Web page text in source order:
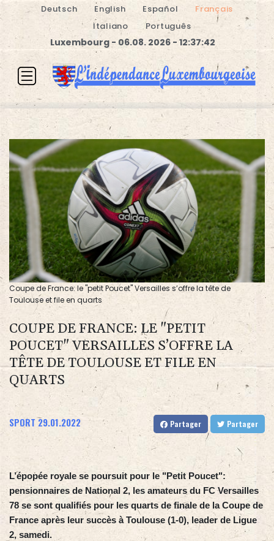
Deutsch English Español
Français
Italiano
Português
Luxembourg - 06.08. 2026 - 12:37:42
Coupe de France: le "petit Poucet" Versailles s’offre la tête de
Toulouse et file en quarts
COUPE DE FRANCE: LE "PETIT
POUCET" VERSAILLES S’OFFRE LA
TÊTE DE TOULOUSE ET FILE EN
QUARTS
SPORT 29.01.2022 Partager Partager
L’épopée royale se poursuit pour le "Petit Poucet":
pensionnaires de National 2, les amateurs du FC Versailles
78 se sont qualifiés pour les quarts de finale de la Coupe de
France après leur succès à Toulouse (1-0), leader de Ligue
2, samedi.